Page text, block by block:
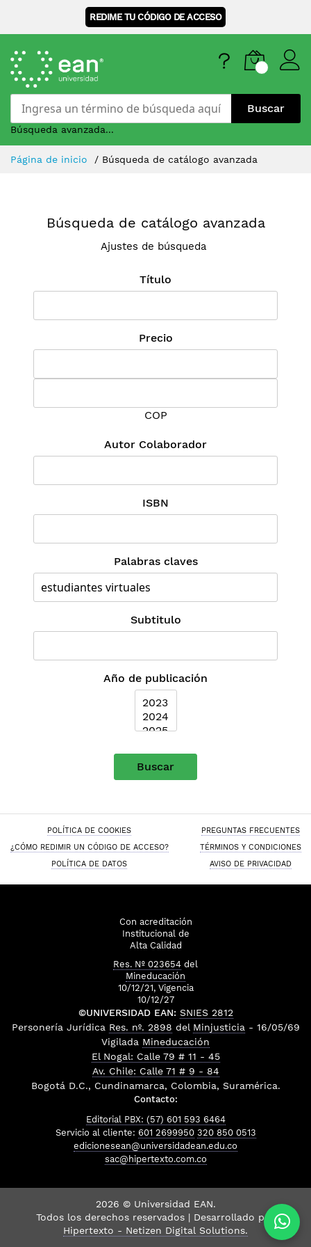
REDIME TU CÓDIGO DE ACCESO
Buscar
Búsqueda avanzada...
Skip
Página de inicio Búsqueda de catálogo avanzada
Búsqueda de catálogo avanzada
Ajustes de búsqueda
Título
Precio
COP
Autor Colaborador
ISBN
Palabras claves
Subtitulo
Año de publicación
Buscar
POLÍTICA DE COOKIES
PREGUNTAS FRECUENTES
¿CÓMO REDIMIR UN CÓDIGO DE ACCESO?
TÉRMINOS Y CONDICIONES
POLÍTICA DE DATOS
AVISO DE PRIVACIDAD
Con acreditación
Institucional de
Alta Calidad
Res. Nº 023654 del
Mineducación
10/12/21, Vigencia
10/12/27
©UNIVERSIDAD EAN: SNIES 2812
Personería Jurídica Res. nº. 2898 del Minjusticia - 16/05/69
Vigilada Mineducación
El Nogal: Calle 79 # 11 - 45
Av. Chile: Calle 71 # 9 - 84
Bogotá D.C., Cundinamarca, Colombia, Suramérica.
Contacto:
Editorial PBX: (57) 601 593 6464
Servicio al cliente: 601 2699950 320 850 0513
edicionesean@universidadean.edu.co
sac@hipertexto.com.co
2026 © Universidad EAN.
Todos los derechos reservados | Desarrollado por
Hipertexto - Netizen Digital Solutions.